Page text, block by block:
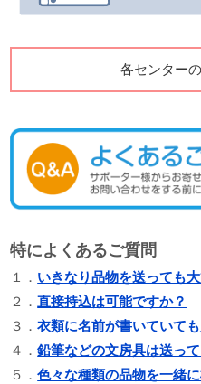
各センター
特によくあるご質問
１． いきなり品物を送っても
２．直接持込は可能ですか？
３．衣類に名前が書いていて
４．鉛筆などの文房具は送っ
５．色々な種類の品物を一緒